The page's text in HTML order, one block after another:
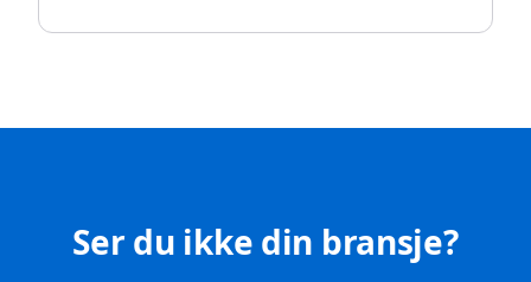
Ser du ikke din bransje?